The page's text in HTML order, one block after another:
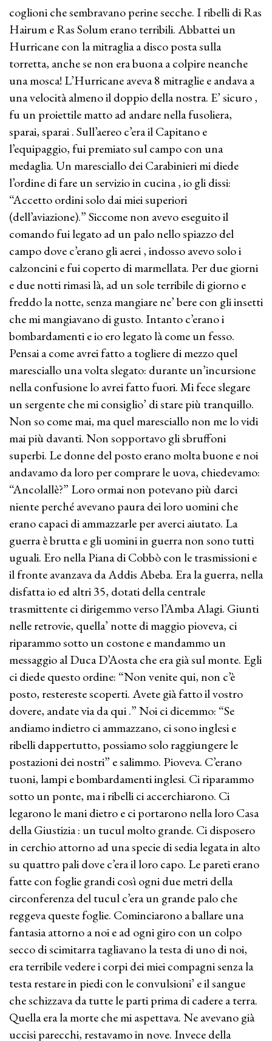
coglioni che sembravano perine secche. I ribelli di Ras
Hairum e Ras Solum erano terribili. Abbattei un
Hurricane con la mitraglia a disco posta sulla
torretta, anche se non era buona a colpire neanche
una mosca! L’Hurricane aveva 8 mitraglie e andava a
una velocità almeno il doppio della nostra. E’ sicuro ,
fu un proiettile matto ad andare nella fusoliera,
sparai, sparai . Sull’aereo c’era il Capitano e
l’equipaggio, fui premiato sul campo con una
medaglia. Un maresciallo dei Carabinieri mi diede
l’ordine di fare un servizio in cucina , io gli dissi:
“Accetto ordini solo dai miei superiori
(dell’aviazione).” Siccome non avevo eseguito il
comando fui legato ad un palo nello spiazzo del
campo dove c’erano gli aerei , indosso avevo solo i
calzoncini e fui coperto di marmellata. Per due giorni
e due notti rimasi là, ad un sole terribile di giorno e
freddo la notte, senza mangiare ne’ bere con gli insetti
che mi mangiavano di gusto. Intanto c’erano i
bombardamenti e io ero legato là come un fesso.
Pensai a come avrei fatto a togliere di mezzo quel
maresciallo una volta slegato: durante un’incursione
nella confusione lo avrei fatto fuori. Mi fece slegare
un sergente che mi consiglio’ di stare più tranquillo.
Non so come mai, ma quel maresciallo non me lo vidi
mai più davanti. Non sopportavo gli sbruffoni
superbi. Le donne del posto erano molta buone e noi
andavamo da loro per comprare le uova, chiedevamo:
“Ancolallè?” Loro ormai non potevano più darci
niente perché avevano paura dei loro uomini che
erano capaci di ammazzarle per averci aiutato. La
guerra è brutta e gli uomini in guerra non sono tutti
uguali. Ero nella Piana di Cobbò con le trasmissioni e
il fronte avanzava da Addis Abeba. Era la guerra, nella
disfatta io ed altri 35, dotati della centrale
trasmittente ci dirigemmo verso l’Amba Alagi. Giunti
nelle retrovie, quella’ notte di maggio pioveva, ci
riparammo sotto un costone e mandammo un
messaggio al Duca D’Aosta che era già sul monte. Egli
ci diede questo ordine: “Non venite qui, non c’è
posto, restereste scoperti. Avete già fatto il vostro
dovere, andate via da qui .” Noi ci dicemmo: “Se
andiamo indietro ci ammazzano, ci sono inglesi e
ribelli dappertutto, possiamo solo raggiungere le
postazioni dei nostri” e salimmo. Pioveva. C’erano
tuoni, lampi e bombardamenti inglesi. Ci riparammo
sotto un ponte, ma i ribelli ci accerchiarono. Ci
legarono le mani dietro e ci portarono nella loro Casa
della Giustizia : un tucul molto grande. Ci disposero
in cerchio attorno ad una specie di sedia legata in alto
su quattro pali dove c’era il loro capo. Le pareti erano
fatte con foglie grandi così ogni due metri della
circonferenza del tucul c’era un grande palo che
reggeva queste foglie. Cominciarono a ballare una
fantasia attorno a noi e ad ogni giro con un colpo
secco di scimitarra tagliavano la testa di uno di noi,
era terribile vedere i corpi dei miei compagni senza la
testa restare in piedi con le convulsioni’ e il sangue
che schizzava da tutte le parti prima di cadere a terra.
Quella era la morte che mi aspettava. Ne avevano già
uccisi parecchi, restavamo in nove. Invece della